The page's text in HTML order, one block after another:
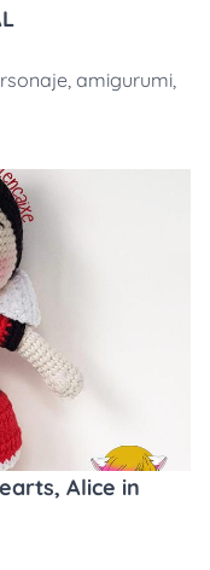
, amigurumi,
Alice in